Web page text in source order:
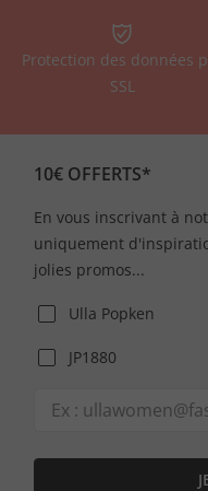
Protection des données
SSL
10€ OFFERTS*
En vous inscrivant à
uniquement
jolies promos...
Ulla Popken
JP1880